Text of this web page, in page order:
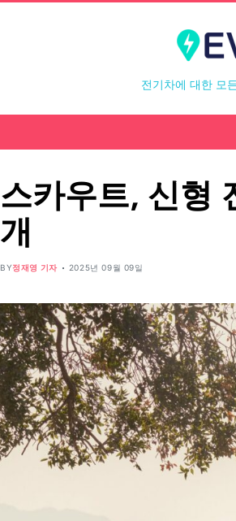
전기차에 대한 모
스카우트, 신형
개
BY정재영 기자 2025년 09월 09일